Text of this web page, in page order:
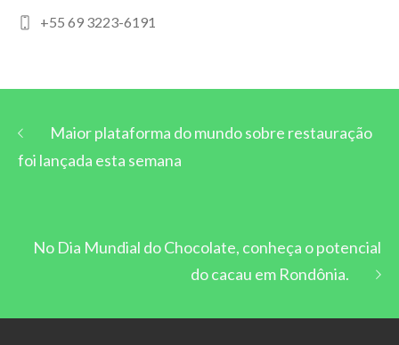
+55 69 3223-6191
Maior plataforma do mundo sobre restauração
foi lançada esta semana
No Dia Mundial do Chocolate, conheça o potencial
do cacau em Rondônia.